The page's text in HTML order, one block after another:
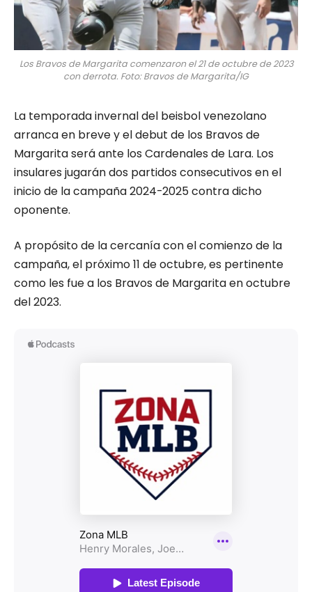
Los Bravos de Margarita comenzaron el 21 de octubre de 2023
con derrota. Foto: Bravos de Margarita/IG
La temporada invernal del beisbol venezolano
arranca en breve y el debut de los Bravos de
Margarita será ante los Cardenales de Lara. Los
insulares jugarán dos partidos consecutivos en el
inicio de la campaña 2024-2025 contra dicho
oponente.
A propósito de la cercanía con el comienzo de la
campaña, el próximo 11 de octubre, es pertinente
como les fue a los Bravos de Margarita en octubre
del 2023.